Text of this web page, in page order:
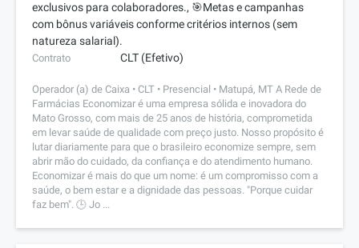
exclusivos para colaboradores., 🎯Metas e campanhas
com bônus variáveis conforme critérios internos (sem
natureza salarial).
Contrato CLT (Efetivo)
Operador (a) de Caixa • CLT • Presencial • Matupá, MT A Rede de
Farmácias Economizar é uma empresa sólida e inovadora do
Mato Grosso, com mais de 25 anos de história, comprometida
em levar saúde de qualidade com preço justo. Nosso propósito é
lutar diariamente para que o brasileiro economize sempre, sem
abrir mão do cuidado, da confiança e do atendimento humano.
Economizar é mais do que um nome: é um compromisso com a
saúde, o bem estar e a dignidade das pessoas. "Porque cuidar
faz bem". 🕒 Jo ...